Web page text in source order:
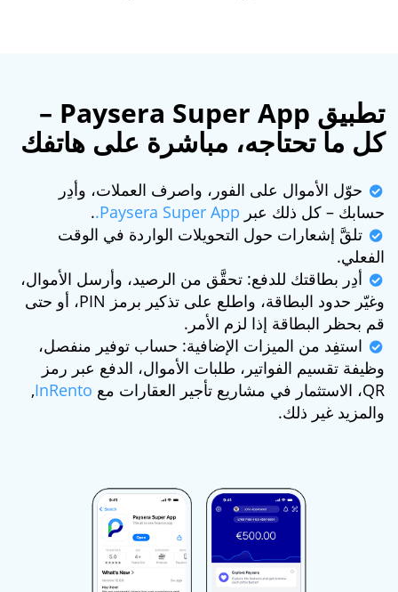
تطبيق Paysera Super App –
كل ما تحتاجه، مباشرة على هاتفك
حوّل الأموال على الفور، واصرف العملات، وأدِر
حسابك – كل ذلك عبر Paysera Super App.
.
تلقَّ إشعارات حول التحويلات الواردة في الوقت
الفعلي.
أدِر بطاقتك للدفع: تحقَّق من الرصيد، وأرسل الأموال،
وغيّر حدود البطاقة، واطلع على تذكير برمز PIN، أو حتى
قم بحظر البطاقة إذا لزم الأمر.
استفِد من الميزات الإضافية: حساب توفير منفصل،
وظيفة تقسيم الفواتير، طلبات الأموال، الدفع عبر رمز
QR، الاستثمار في مشاريع تأجير العقارات مع
InRento
,
والمزيد غير ذلك.